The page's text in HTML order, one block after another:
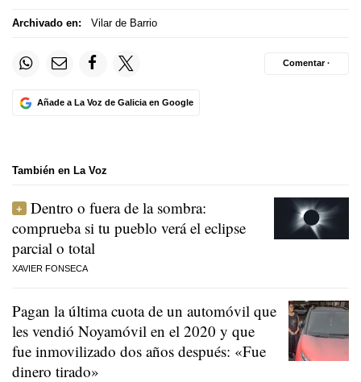
Archivado en: Vilar de Barrio
Añade a La Voz de Galicia en Google
Comentar ·
También en La Voz
Dentro o fuera de la sombra:
comprueba si tu pueblo verá el eclipse
parcial o total
XAVIER FONSECA
Pagan la última cuota de un automóvil que
les vendió Noyamóvil en el 2020 y que
fue inmovilizado dos años después: «Fue
dinero tirado»